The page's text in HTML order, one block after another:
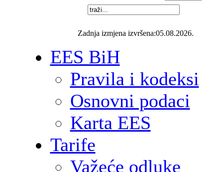
Zadnja izmjena izvršena:05.08.2026.
EES BiH
Pravila i kodeksi
Osnovni podaci
Karta EES
Tarife
Važeće odluke